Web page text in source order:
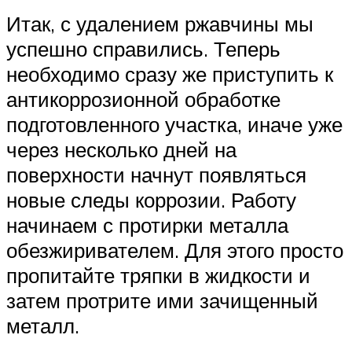
Итак, с удалением ржавчины мы
успешно справились. Теперь
необходимо сразу же приступить к
антикоррозионной обработке
подготовленного участка, иначе уже
через несколько дней на
поверхности начнут появляться
новые следы коррозии. Работу
начинаем с протирки металла
обезжиривателем. Для этого просто
пропитайте тряпки в жидкости и
затем протрите ими зачищенный
металл.